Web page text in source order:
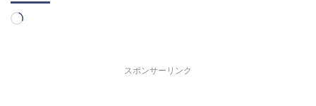
読
スポンサーリンク